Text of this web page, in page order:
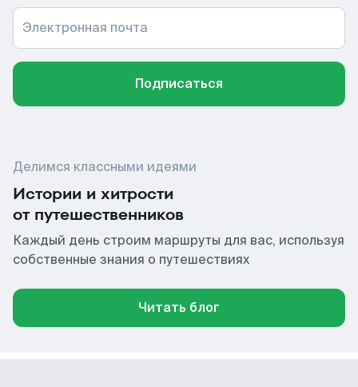
Электронная почта
Подписаться
Делимся классными идеями
Истории и хитрости
от путешественников
Каждый день строим маршруты для вас, используя
собственные знания о путешествиях
Читать блог